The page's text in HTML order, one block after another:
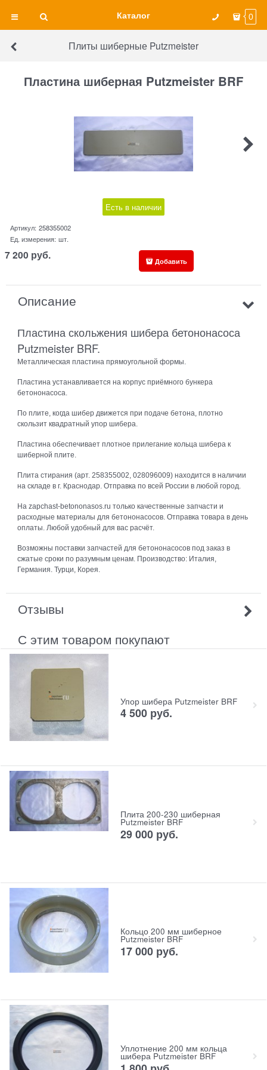
Каталог 0
Плиты шиберные Putzmeister
Пластина шиберная Putzmeister BRF
Есть в наличии
Артикул: 258355002
Ед. измерения: шт.
7 200 руб. Добавить
Описание
Пластина скольжения шибера бетононасоса
Putzmeister BRF.
Металлическая пластина прямоугольной формы.
Пластина устанавливается на корпус приёмного бункера
бетононасоса.
По плите, когда шибер движется при подаче бетона, плотно
скользит квадратный упор шибера.
Пластина обеспечивает плотное прилегание кольца шибера к
шиберной плите.
Плита стирания (арт. 258355002, 028096009) находится в наличии
на складе в г. Краснодар. Отправка по всей России в любой город.
На zapchast-betononasos.ru только качественные запчасти и
расходные материалы для бетононасосов. Отправка товара в день
оплаты. Любой удобный для вас расчёт.
Возможны поставки запчастей для бетононасосов под заказ в
сжатые сроки по разумным ценам. Производство: Италия,
Германия. Турци, Корея.
Отзывы
С этим товаром покупают
Упор шибера Putzmeister BRF
4 500 руб.
Плита 200-230 шиберная
Putzmeister BRF
29 000 руб.
Кольцо 200 мм шиберное
Putzmeister BRF
17 000 руб.
Уплотнение 200 мм кольца
шибера Putzmeister BRF